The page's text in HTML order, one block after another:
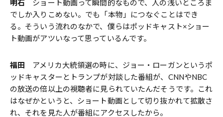
明石 ショート動画って瞬間的なもので、人の浅いところま
でしか入りこめない。でも「本物」につなぐことはでき
る。そういう流れのなかで、僕らはポッドキャスト×ショー
ト動画がアツいなって思っているんです。
福田 アメリカ大統領選の時に、ジョー・ローガンというポ
ッドキャスターとトランプが対談した番組が、CNNやNBC
の放送の倍以上の視聴者に見られていたんだそうです。これ
はなぜかというと、ショート動画として切り抜かれて拡散さ
れ、それを見た人が番組にアクセスしたから。